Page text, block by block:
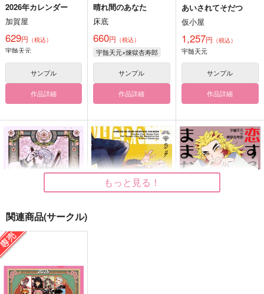
2026年カレンダー
加賀屋
629円 （税込）
宇髄天元
サンプル
作品詳細
晴れ間のあなた
床底
660円 （税込）
宇髄天元×煉獄杏寿郎
サンプル
作品詳細
あいされてそだつ
仮小屋
1,257円 （税込）
宇髄天元
サンプル
作品詳細
ウレンログ
紅月夜
944円（税込）
もっと見る！
関連商品(サークル)